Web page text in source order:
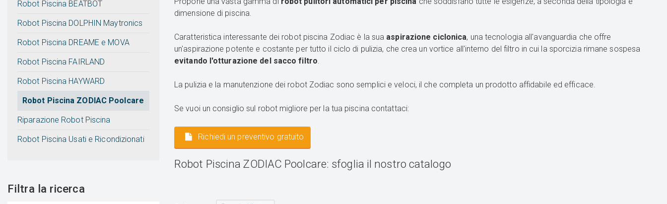
dimensione di piscina.
Caratteristica interessante dei robot piscina Zodiac è la sua aspirazione ciclonica, una tecnologia all'avanguardia che offre
un'aspirazione potente e costante per tutto il ciclo di pulizia, che crea un vortice all'interno del filtro in cui la sporcizia rimane sospesa
evitando l'otturazione del sacco filtro.
La pulizia e la manutenzione dei robot Zodiac sono semplici e veloci, il che completa un prodotto affidabile ed efficace.
Se vuoi un consiglio sul robot migliore per la tua piscina contattaci:
Richiedi un preventivo gratuito
Robot Piscina ZODIAC Poolcare: sfoglia il nostro catalogo
Robot Piscina BEATBOT
Robot Piscina DOLPHIN Maytronics
Robot Piscina DREAME e MOVA
Robot Piscina FAIRLAND
Robot Piscina HAYWARD
Robot Piscina ZODIAC Poolcare
Riparazione Robot Piscina
Robot Piscina Usati e Ricondizionati
Filtra la ricerca